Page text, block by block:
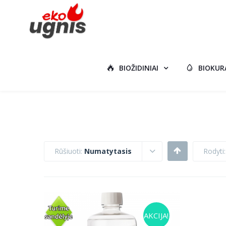
BIOŽIDINIAI
Rūšiuoti: Numatytasis Rodyti:
AKCIJA!